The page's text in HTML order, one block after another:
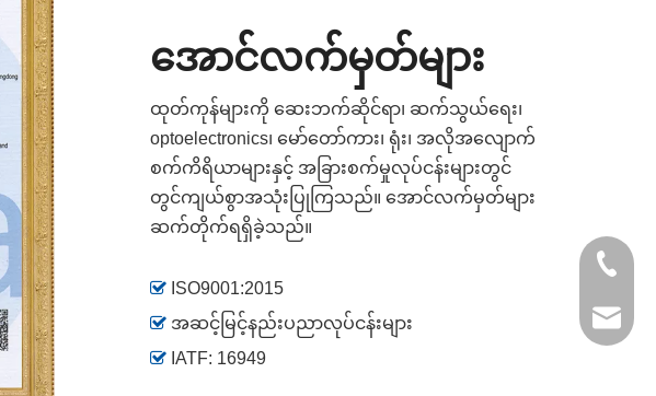
အောင်လက်မှတ်များ
ထုတ်ကုန်များကို ဆေးဘက်ဆိုင်ရာ၊ ဆက်သွယ်ရေး၊
optoelectronics၊ မော်တော်ကား၊ ရုံး၊ အလိုအလျောက်
စက်ကိရိယာများနှင့် အခြားစက်မှုလုပ်ငန်းများတွင်
တွင်ကျယ်စွာအသုံးပြုကြသည်။ အောင်လက်မှတ်များ
ဆက်တိုက်ရရှိခဲ့သည်။
 ISO9001:2015
 အဆင့်မြင့်နည်းပညာလုပ်ငန်းများ
 IATF: 16949
+86-